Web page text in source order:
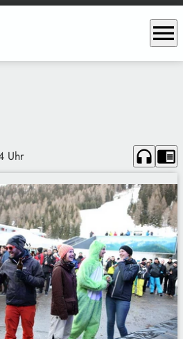
menu
Uhr headphones chrome_reader_mode